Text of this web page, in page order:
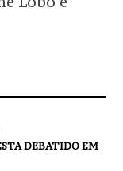
DEBATIDO EM